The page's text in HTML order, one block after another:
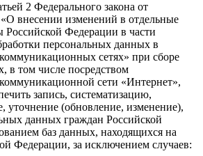
2 Федерального закона от
внесении изменений в отдельные
Российской Федерации в части
персональных данных в
сетях» при сборе
в том числе посредством
сети «Интернет»,
запись, систематизацию,
уточнение (обновление, изменение),
данных граждан Российской
баз данных, находящихся на
Федерации, за исключением случаев: